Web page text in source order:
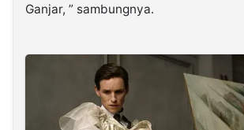
Ganjar, ” sambungnya.